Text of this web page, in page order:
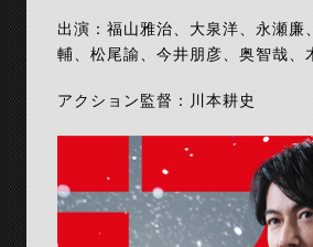
出演：福山雅治、大泉洋、永瀬
輔、松尾諭、今井朋彦、奥智哉、
アクション監督：川本耕史